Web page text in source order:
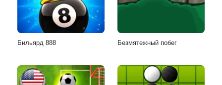
Бильярд 888 Безмятежный побег